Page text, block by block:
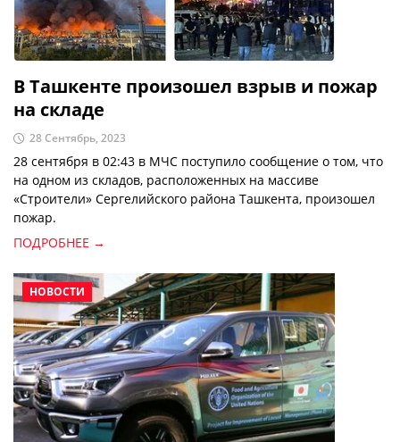
В Ташкенте произошел взрыв и пожар
на складе
28 Сентябрь, 2023
28 сентября в 02:43 в МЧС поступило сообщение о том, что
на одном из складов, расположенных на массиве
«Строители» Сергелийского района Ташкента, произошел
пожар.
ПОДРОБНЕЕ →
НОВОСТИ